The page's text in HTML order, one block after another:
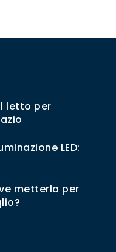
letto per
LED:
metterla per